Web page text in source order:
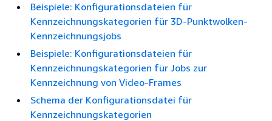
Beispiele: Konfigurationsdateien für
Kennzeichnungskategorien für 3D-Punktwolken-
Kennzeichnungsjobs
Beispiele: Konfigurationsdateien für
Kennzeichnungskategorien für Jobs zur
Kennzeichnung von Video-Frames
Schema der Konfigurationsdatei für
Kennzeichnungskategorien